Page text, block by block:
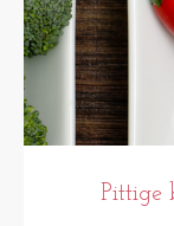
Pittige